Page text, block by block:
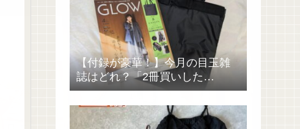
【付録が豪華！】今月の目玉雑
誌はどれ？「2冊買いした
い……」